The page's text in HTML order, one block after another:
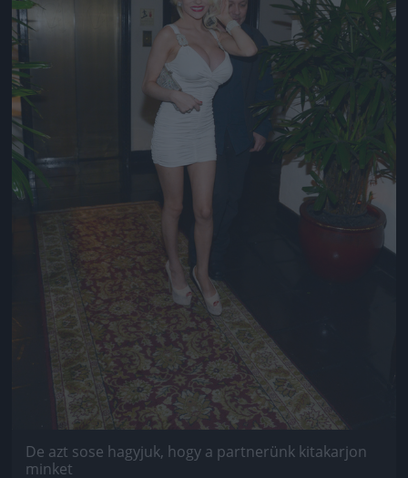
De azt sose hagyjuk, hogy a partnerünk kitakarjon
minket